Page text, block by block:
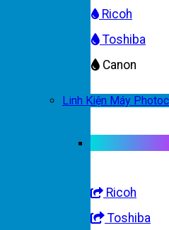
Ricoh
Toshiba
Canon
Linh Kiện Máy
Ricoh
Toshiba